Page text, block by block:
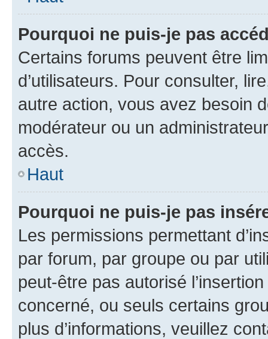
Pourquoi ne puis-je pas
Certains forums peuvent être
d’utilisateurs. Pour consulter,
autre action, vous avez besoin
modérateur ou un
accès.
Haut
Pourquoi ne puis-je pas
Les permissions permettant
par forum, par groupe ou par
peut-être pas autorisé
concerné, ou seuls certains
plus d’informations, veuillez